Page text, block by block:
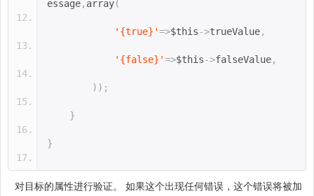
essage, array(
'{true}'=>$this->trueValue,
'{false}'=>$this->falseValue,
));
}
}
对目标的属性进行验证。 如果这个出现任何错误，这个错误将被加